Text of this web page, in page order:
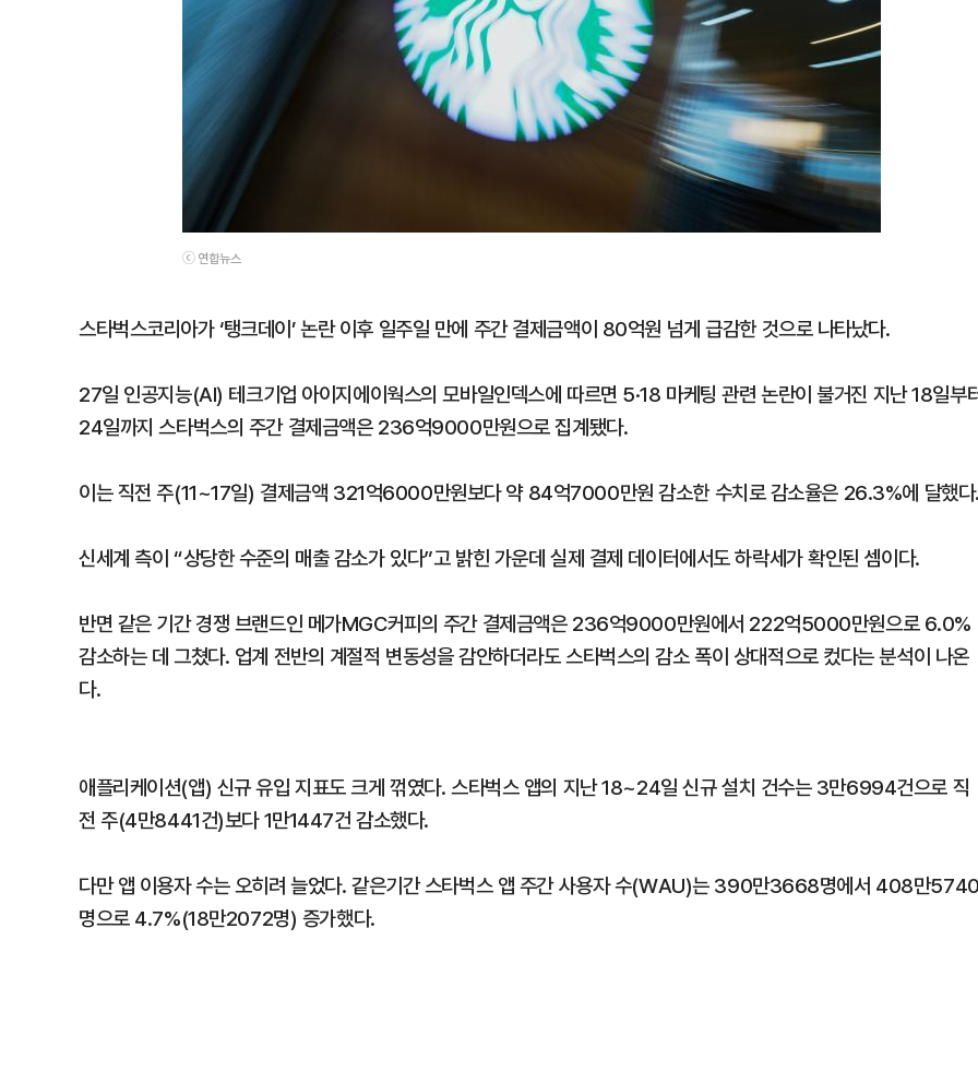
ⓒ 연합뉴스
스타벅스코리아가 ‘탱크데이’ 논란 이후 일주일 만에 주간 결제금액이 80억원 넘게 급감한 것으로 나타났다.
27일 인공지능(AI) 테크기업 아이지에이웍스의 모바일인덱스에 따르면 5·18 마케팅 관련 논란이 불거진 지난 18일부
24일까지 스타벅스의 주간 결제금액은 236억9000만원으로 집계됐다.
이는 직전 주(11~17일) 결제금액 321억6000만원보다 약 84억7000만원 감소한 수치로 감소율은 26.3%에 달했
신세계 측이 “상당한 수준의 매출 감소가 있다”고 밝힌 가운데 실제 결제 데이터에서도 하락세가 확인된 셈이다.
반면 같은 기간 경쟁 브랜드인 메가MGC커피의 주간 결제금액은 236억9000만원에서 222억5000만원으로 6.0%
감소하는 데 그쳤다. 업계 전반의 계절적 변동성을 감안하더라도 스타벅스의 감소 폭이 상대적으로 컸다는 분석이 나온
다.
애플리케이션(앱) 신규 유입 지표도 크게 꺾였다. 스타벅스 앱의 지난 18~24일 신규 설치 건수는 3만6994건으로 직
전 주(4만8441건)보다 1만1447건 감소했다.
다만 앱 이용자 수는 오히려 늘었다. 같은기간 스타벅스 앱 주간 사용자 수(WAU)는 390만3668명에서 408만
명으로 4.7%(18만2072명) 증가했다.